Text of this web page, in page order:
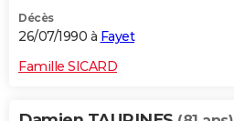
Décès
26/07/1990 à Fayet
Famille SICARD